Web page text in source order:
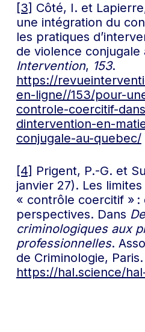
[3] Côté, I. et
une intégration du
les pratiques
de violence conjugale
Intervention, 153.
https://
en-ligne//153/pour-
controle-coercitif-
dintervention-en-
conjugale-au-quebec/
[4] Prigent, P.-G. et
janvier 27). Les
« contrôle coercitif »
perspectives. Dans
criminologiques aux
professionnelles.
de Criminologie, Paris.
https://hal.science/